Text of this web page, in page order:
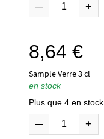
8,64 €
Sample Verre 3 cl
en stock
Plus que 4 en stock